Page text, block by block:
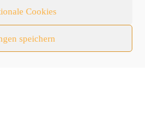
Cookies
speichern